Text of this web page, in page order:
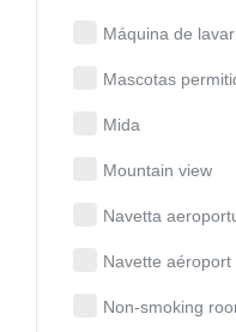
Máquina de
Mascotas
Mida
Mountain view
Navetta
Navette aéroport
Non-smoking